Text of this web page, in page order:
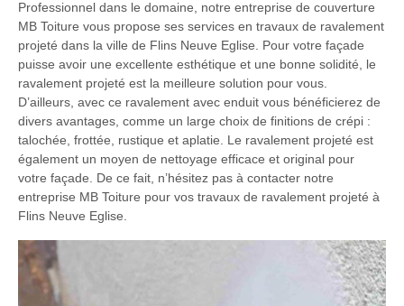
Professionnel dans le domaine, notre entreprise de couverture
MB Toiture vous propose ses services en travaux de ravalement
projeté dans la ville de Flins Neuve Eglise. Pour votre façade
puisse avoir une excellente esthétique et une bonne solidité, le
ravalement projeté est la meilleure solution pour vous.
D’ailleurs, avec ce ravalement avec enduit vous bénéficierez de
divers avantages, comme un large choix de finitions de crépi :
talochée, frottée, rustique et aplatie. Le ravalement projeté est
également un moyen de nettoyage efficace et original pour
votre façade. De ce fait, n’hésitez pas à contacter notre
entreprise MB Toiture pour vos travaux de ravalement projeté à
Flins Neuve Eglise.